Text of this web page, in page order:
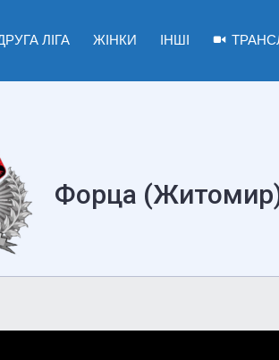
ЛІГА ЖІНКИ ІНШІ
Форца